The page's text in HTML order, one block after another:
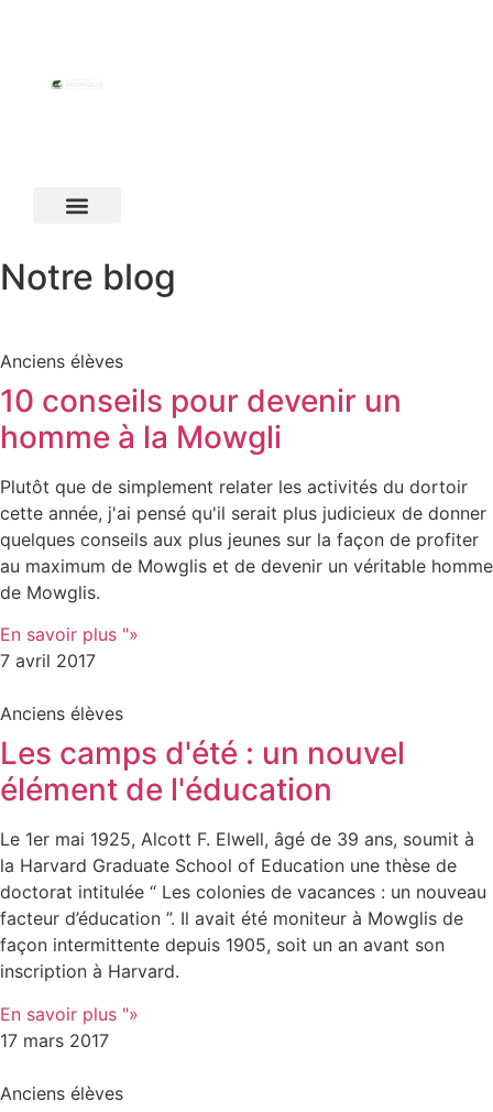
Notre blog
Anciens élèves
10 conseils pour devenir un
homme à la Mowgli
Plutôt que de simplement relater les activités du dortoir
cette année, j'ai pensé qu'il serait plus judicieux de donner
quelques conseils aux plus jeunes sur la façon de profiter
au maximum de Mowglis et de devenir un véritable homme
de Mowglis.
En savoir plus "»
7 avril 2017
Anciens élèves
Les camps d'été : un nouvel
élément de l'éducation
Le 1er mai 1925, Alcott F. Elwell, âgé de 39 ans, soumit à
la Harvard Graduate School of Education une thèse de
doctorat intitulée “ Les colonies de vacances : un nouveau
facteur d’éducation ”. Il avait été moniteur à Mowglis de
façon intermittente depuis 1905, soit un an avant son
inscription à Harvard.
En savoir plus "»
17 mars 2017
Anciens élèves